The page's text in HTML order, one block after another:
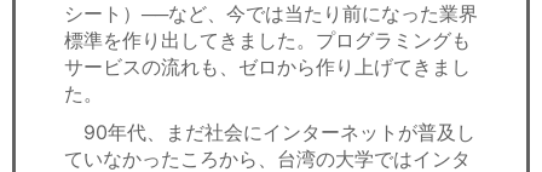
シート）──など、今では当たり前になった業界
標準を作り出してきました。プログラミングも
サービスの流れも、ゼロから作り上げてきまし
た。
90年代、まだ社会にインターネットが普及し
ていなかったころから、台湾の大学ではインタ